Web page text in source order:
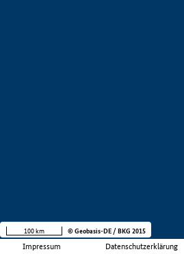
Impressum Datenschutzerklärung
100 km © Geobasis-DE / BKG 2015